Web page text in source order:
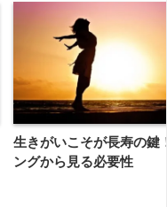
生きがいこそが長寿の鍵
ングから見る必要性